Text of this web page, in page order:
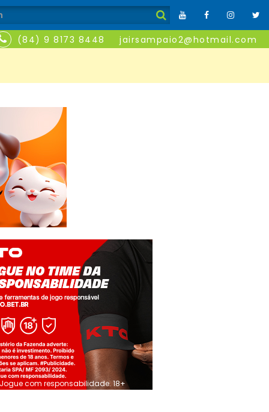
(84) 9 8173 8448 jairsampaio2@hotmail.com
Jogue com responsabilidade. 18+